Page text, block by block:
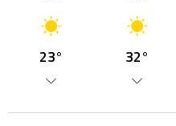
23° 32°